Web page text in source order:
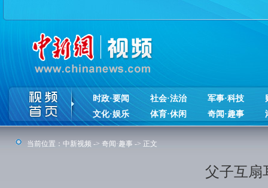
时政·要闻 社会·法治 军事·科技
文化·娱乐
体育·休闲 奇闻·趣事
当前位置： 中新视频 -> 奇闻·趣事 -> 正文
父子互扇